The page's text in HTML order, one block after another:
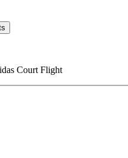
Court Flight